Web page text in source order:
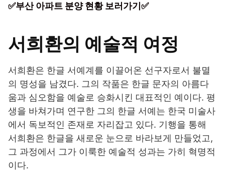
✅부산 아파트 분양 현황 보러가기✅
서희환의 예술적 여정
서희환은 한글 서예계를 이끌어온 선구자로서 불멸
의 명성을 남겼다. 그의 작품은 한글 문자의 아름다
움과 심오함을 예술로 승화시킨 대표적인 예이다. 평
생을 바쳐가며 연구한 그의 한글 서예는 한국 미술사
에서 독보적인 존재로 자리잡고 있다. 기행을 통해
서희환은 한글을 새로운 눈으로 바라보게 만들었고,
그 과정에서 그가 이룩한 예술적 성과는 가히 혁명적
이다.